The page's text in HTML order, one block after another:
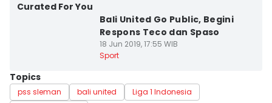
Curated For You
Bali United Go Public, Begini
Respons Teco dan Spaso
18 Jun 2019, 17:55 WIB
Sport
Topics
pss sleman bali united
Liga 1 Indonesia